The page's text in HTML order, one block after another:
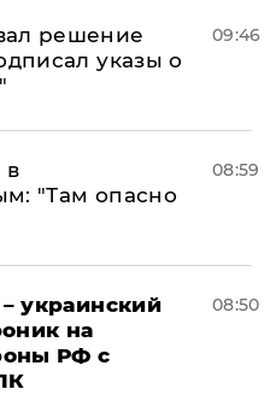
решение
указы о
09:46
в
"Там опасно
08:59
украинский
на
РФ с
08:50